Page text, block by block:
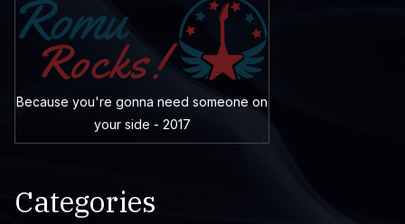
Because you're gonna need someone on
your side - 2017
Categories